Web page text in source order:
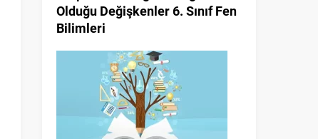
Olduğu Değişkenler 6. Sınıf Fen
Bilimleri